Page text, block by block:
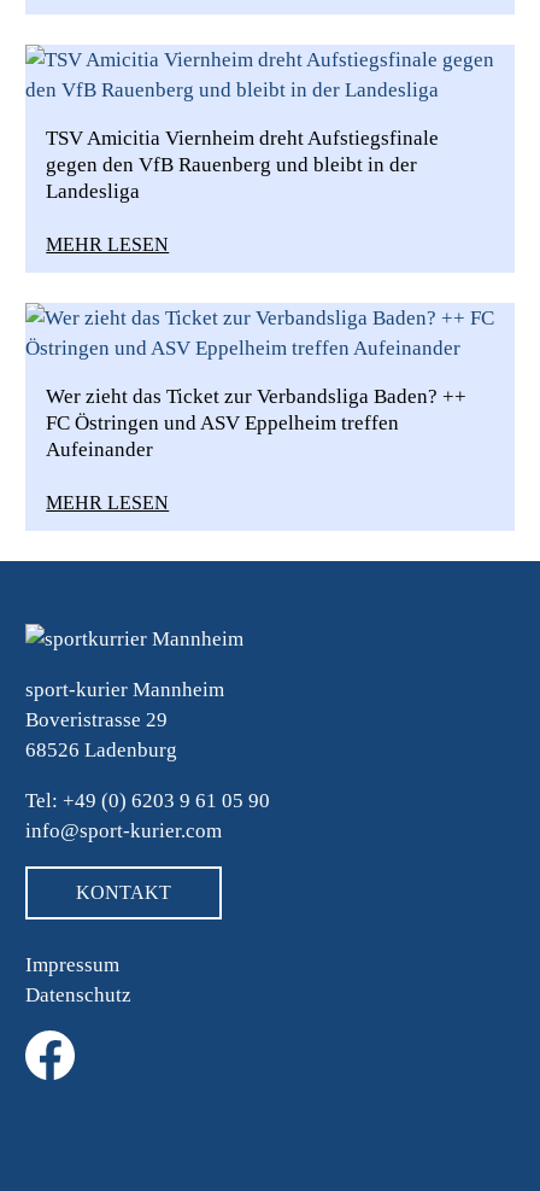
TSV Amicitia Viernheim dreht Aufstiegsfinale
gegen den VfB Rauenberg und bleibt in der
Landesliga
MEHR LESEN
Wer zieht das Ticket zur Verbandsliga Baden? ++
FC Östringen und ASV Eppelheim treffen
Aufeinander
MEHR LESEN
sport-kurier Mannheim
Boveristrasse 29
68526 Ladenburg
Tel: +49 (0) 6203 9 61 05 90
info@sport-kurier.com
KONTAKT
Impressum
Datenschutz